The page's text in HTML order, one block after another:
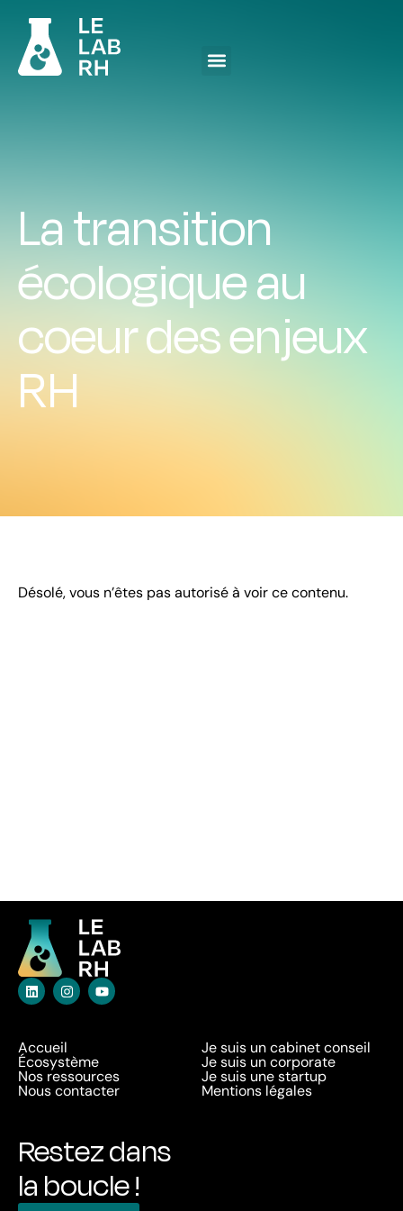
La transition
écologique au
coeur des enjeux
RH
Désolé, vous n’êtes pas autorisé à voir ce contenu.
Accueil
Écosystème
Nos ressources
Nous contacter
Je suis un cabinet conseil
Je suis un corporate
Je suis une startup
Mentions légales
Restez dans
la boucle !